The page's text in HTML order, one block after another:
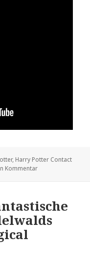
, Harry Potter Contact
Kommentarzu Vorstellung: